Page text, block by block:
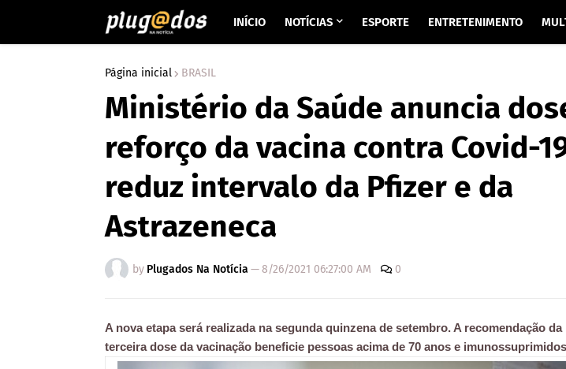
INÍCIO NOTÍCIAS ESPORTE ENTRETENIMENTO
Página inicial BRASIL
Ministério da Saúde anuncia
reforço da vacina contra Covid-
reduz intervalo da Pfizer e da
Astrazeneca
by Plugados Na Notícia —8/26/2021 06:27:00 AM 0
A nova etapa será realizada na segunda quinzena de setembro. A recomendação da
terceira dose da vacinação beneficie pessoas acima de 70 anos e